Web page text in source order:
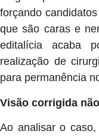
forçando
que são caras e
editalícia acaba
realização de
para permanência
Visão corrigida
Ao analisar o